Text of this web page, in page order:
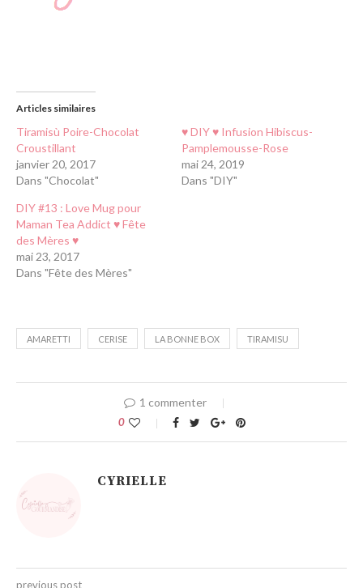
Articles similaires
Tiramisù Poire-Chocolat
Croustillant
janvier 20, 2017
Dans "Chocolat"
♥ DIY ♥ Infusion Hibiscus-
Pamplemousse-Rose
mai 24, 2019
Dans "DIY"
DIY #13 : Love Mug pour
Maman Tea Addict ♥ Fête
des Mères ♥
mai 23, 2017
Dans "Fête des Mères"
AMARETTI CERISE LA BONNE BOX TIRAMISU
1 commenter
0
CYRIELLE
previous post